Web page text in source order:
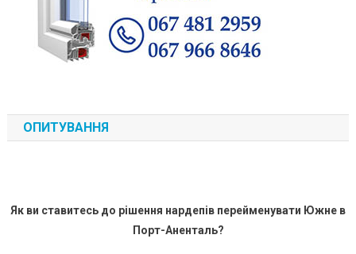
ОПИТУВАННЯ
Як ви ставитесь до рішення нардепів перейменувати Южне в
Порт-Аненталь?